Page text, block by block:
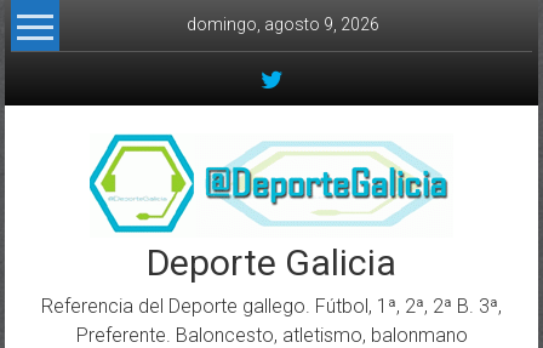
Skip to content
domingo, agosto 9, 2026
Deporte Galicia
Referencia del Deporte gallego. Fútbol, 1ª, 2ª, 2ª B. 3ª,
Preferente. Baloncesto, atletismo, balonmano